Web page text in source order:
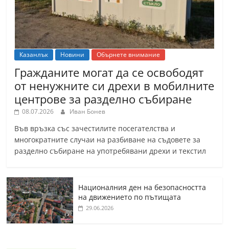
Казанлък Новини Обърнете внимание
Гражданите могат да се освободят
от ненужните си дрехи в мобилните
центрове за разделно събиране
08.07.2026 Иван Бонев
Във връзка със зачестилите посегателства и
многократните случаи на разбиване на съдовете за
разделно събиране на употребявани дрехи и текстил
Националния ден на безопасността
на движението по пътищата
29.06.2026